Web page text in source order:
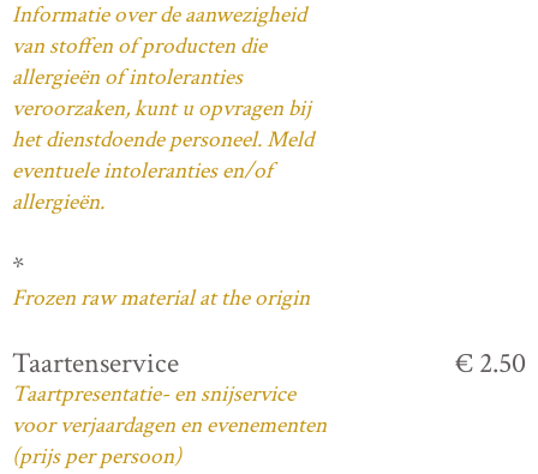
Informatie over de aanwezigheid
van stoffen of producten die
allergieën of intoleranties
veroorzaken, kunt u opvragen bij
het dienstdoende personeel. Meld
eventuele intoleranties en/of
allergieën.
*
Frozen raw material at the origin
Taartenservice
Taartpresentatie- en snijservice
voor verjaardagen en evenementen
(prijs per persoon)
€ 2.50